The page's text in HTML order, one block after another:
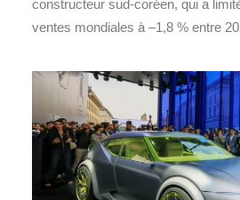
constructeur sud-coréen, qui a
ventes mondiales à –1,8 % entre